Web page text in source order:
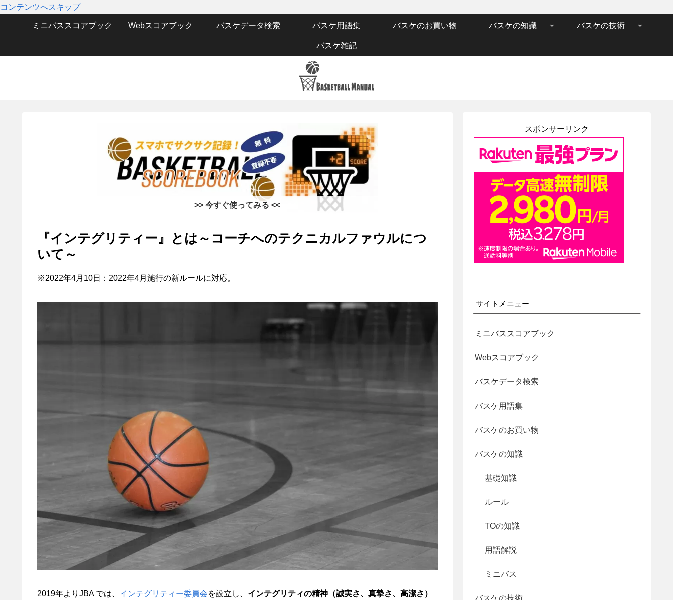
コンテンツへスキップ
ミニバススコアブック Webスコアブック バスケデータ検索 バスケ用語集 バスケのお買い物 バスケの知識 バスケの技術
バスケ雑記
>> 今すぐ使ってみる <<
『インテグリティー』とは～コーチへのテクニカルファウルにつ
いて～
※2022年4月10日：2022年4月施行の新ルールに対応。
2019年よりJBA では、 インテグリティー委員会を設立し、 インテグリティの精神（誠実さ、真摯さ、⾼潔さ）
スポンサーリンク
サイトメニュー
ミニバススコアブック
Webスコアブック
バスケデータ検索
バスケ用語集
バスケのお買い物
バスケの知識
基礎知識
ルール
TOの知識
用語解説
ミニバス